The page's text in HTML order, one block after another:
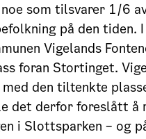
som tilsvarer 1/6
på den tiden.
Vigelands
foran Stortinget.
den tiltenkte
det derfor foreslått å
i Slottsparken – og